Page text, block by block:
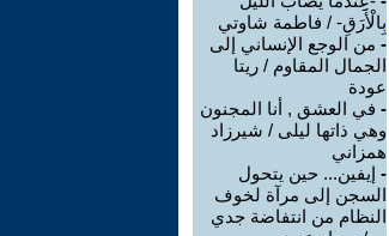
بِالْأَرَقِ- / فاطمة شاوتي
- من الوجع الإنساني إلى
الجمال المقاوم / ريتا
عودة
- في العشق , أنا المجنون
وهي ذاتها ليلى / شيرزاد
همزاني
- إيفين... حين يتحول
السجن إلى مرآة لخوف
النظام من انتفاضة جدي